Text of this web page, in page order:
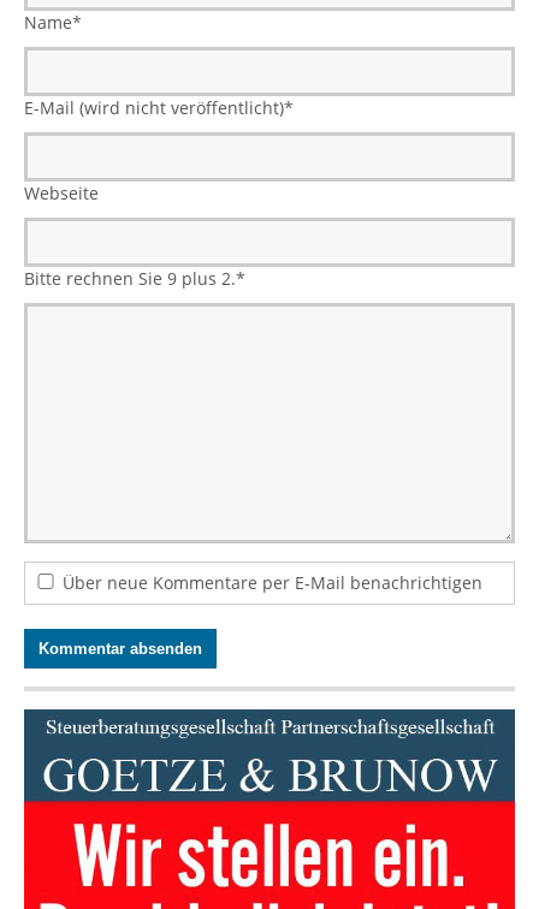
Name*
E-Mail (wird nicht veröffentlicht)*
Webseite
Bitte rechnen Sie 9 plus 2.*
Über neue Kommentare per E-Mail benachrichtigen